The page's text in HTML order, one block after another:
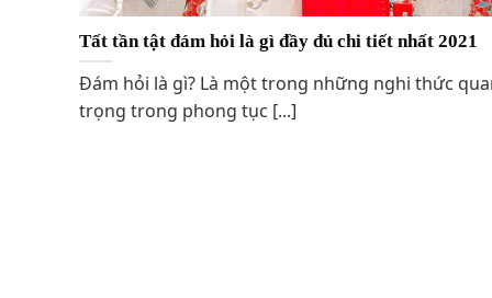
Tất tần tật đám hỏi là gì đầy đủ chi tiết nhất 2021
Đám hỏi là gì? Là một trong những nghi thức
trọng trong phong tục [...]